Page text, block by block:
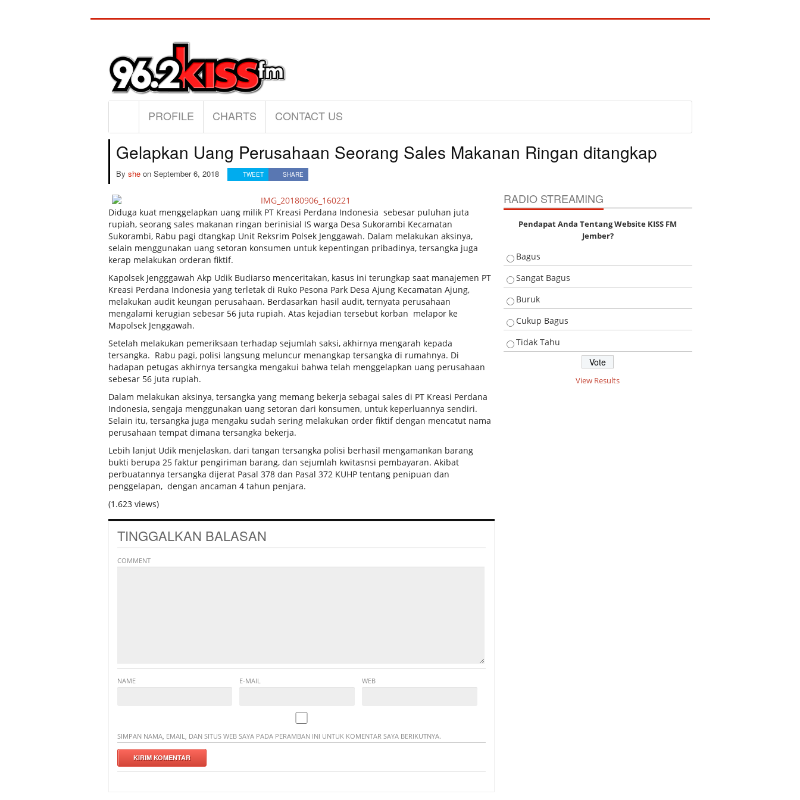
PROFILE CHARTS CONTACT US
Gelapkan Uang Perusahaan Seorang Sales Makanan Ringan ditangkap
By sheon September 6, 2018 TWEET SHARE
Diduga kuat menggelapkan uang milik PT Kreasi Perdana Indonesia sebesar puluhan juta
rupiah, seorang sales makanan ringan berinisial IS warga Desa Sukorambi Kecamatan
Sukorambi, Rabu pagi dtangkap Unit Reksrim Polsek Jenggawah. Dalam melakukan aksinya,
selain menggunakan uang setoran konsumen untuk kepentingan pribadinya, tersangka juga
kerap melakukan orderan fiktif.
Kapolsek Jengggawah Akp Udik Budiarso menceritakan, kasus ini terungkap saat manajemen PT
Kreasi Perdana Indonesia yang terletak di Ruko Pesona Park Desa Ajung Kecamatan Ajung,
melakukan audit keungan perusahaan. Berdasarkan hasil audit, ternyata perusahaan
mengalami kerugian sebesar 56 juta rupiah. Atas kejadian tersebut korban melapor ke
Mapolsek Jenggawah.
Setelah melakukan pemeriksaan terhadap sejumlah saksi, akhirnya mengarah kepada
tersangka. Rabu pagi, polisi langsung meluncur menangkap tersangka di rumahnya. Di
hadapan petugas akhirnya tersangka mengakui bahwa telah menggelapkan uang perusahaan
sebesar 56 juta rupiah.
Dalam melakukan aksinya, tersangka yang memang bekerja sebagai sales di PT Kreasi Perdana
Indonesia, sengaja menggunakan uang setoran dari konsumen, untuk keperluannya sendiri.
Selain itu, tersangka juga mengaku sudah sering melakukan order fiktif dengan mencatut nama
perusahaan tempat dimana tersangka bekerja.
Lebih lanjut Udik menjelaskan, dari tangan tersangka polisi berhasil mengamankan barang
bukti berupa 25 faktur pengiriman barang, dan sejumlah kwitasnsi pembayaran. Akibat
perbuatannya tersangka dijerat Pasal 378 dan Pasal 372 KUHP tentang penipuan dan
penggelapan, dengan ancaman 4 tahun penjara.
(1.623 views)
TINGGALKAN BALASAN
COMMENT
NAME E-MAIL WEB
SIMPAN NAMA, EMAIL, DAN SITUS WEB SAYA PADA PERAMBAN INI UNTUK KOMENTAR SAYA BERIKUTNYA.
RADIO STREAMING
Pendapat Anda Tentang Website KISS FM
Jember?
Bagus
Sangat Bagus
Buruk
Cukup Bagus
Tidak Tahu
View Results